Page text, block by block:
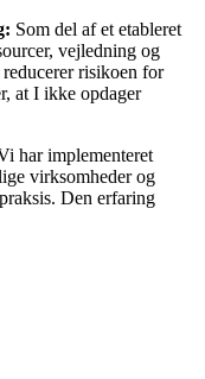
Som del af et etableret
vejledning og
risikoen for
at I ikke opdager
har implementeret
virksomheder og
Den erfaring